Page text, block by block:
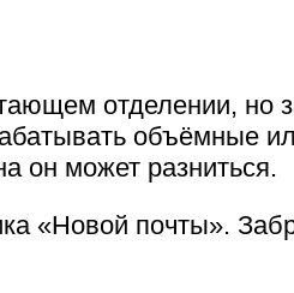
отделении, но
объёмные
он может разниться.
«Новой почты».